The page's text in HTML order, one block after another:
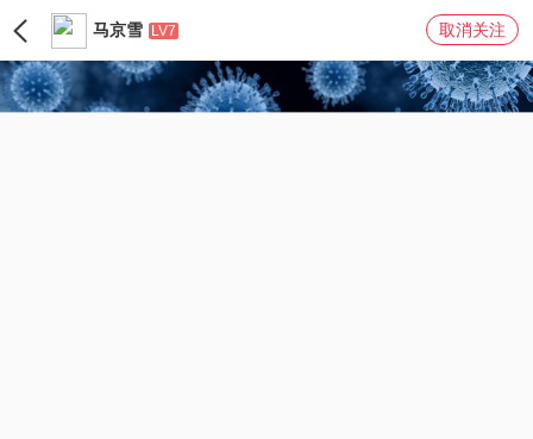
马京雪 LV7 取消关注